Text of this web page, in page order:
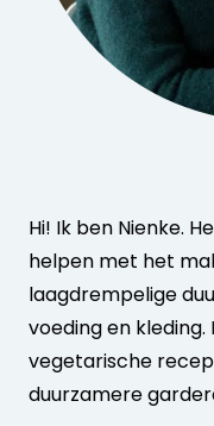
Hi! Ik ben Nienke.
helpen met het
laagdrempelige
voeding en
vegetarische
duurzamere